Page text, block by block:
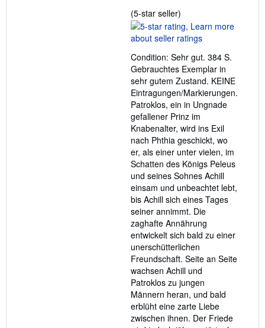
(5-star seller)
rating
5
of
5
stars
Condition: Sehr gut. 384 S.
Gebrauchtes Exemplar in
sehr gutem Zustand. KEINE
Eintragungen/Markierungen.
Patroklos, ein in Ungnade
gefallener Prinz im
Knabenalter, wird ins Exil
nach Phthia geschickt, wo
er, als einer unter vielen, im
Schatten des Königs Peleus
und seines Sohnes Achill
einsam und unbeachtet lebt,
bis Achill sich eines Tages
seiner annimmt. Die
zaghafte Annährung
entwickelt sich bald zu einer
unerschütterlichen
Freundschaft. Seite an Seite
wachsen Achill und
Patroklos zu jungen
Männern heran, und bald
erblüht eine zarte Liebe
zwischen ihnen. Der Friede